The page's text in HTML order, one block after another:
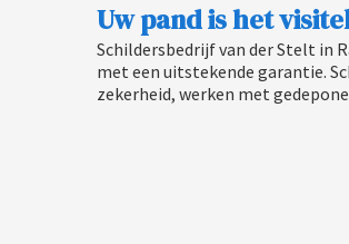
Uw pand is het
Schildersbedrijf van der Stelt in
met een uitstekende garantie.
zekerheid, werken met